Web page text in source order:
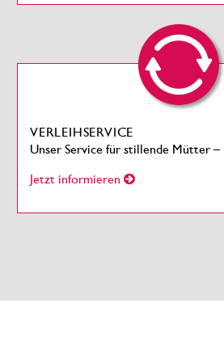
VERLEIHSERVICE
Unser Service für stillende Mütter
Jetzt informieren